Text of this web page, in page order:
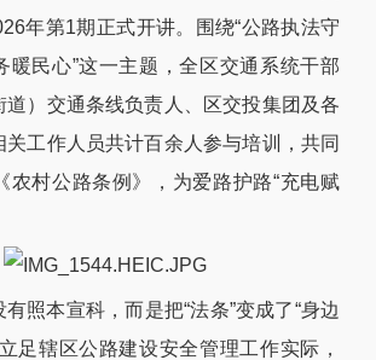
年第1期正式开讲。围绕“公路执法守
暖民心”这一主题，全区交通系统干部
道）交通条线负责人、区交投集团及各
关工作人员共计百余人参与培训，共同
农村公路条例》，为爱路护路“充电赋
照本宣科，而是把“法条”变成了“身边
足辖区公路建设安全管理工作实际，